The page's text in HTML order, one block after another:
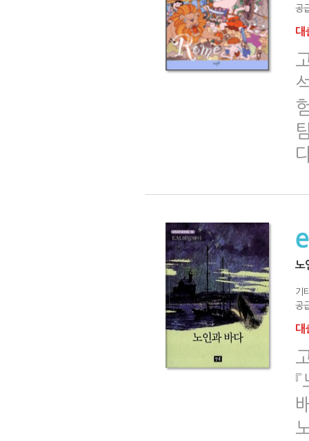
공
대
노
기
공
대